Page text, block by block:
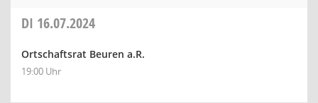
DI 16.07.2024
Ortschaftsrat Beuren a.R.
19:00 Uhr